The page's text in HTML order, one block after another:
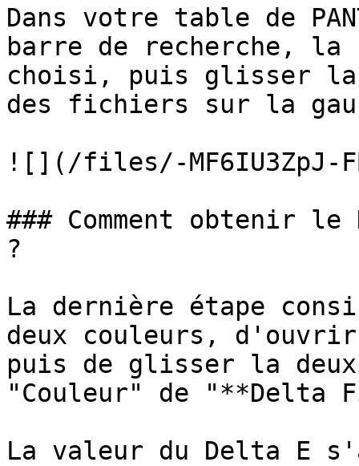
Dans votre table de
barre de recherche,
choisi, puis glisser la
des fichiers sur la
![](/files/-MF6IU3ZpJ-
### Comment obtenir
?
La dernière étape
deux couleurs,
puis de glisser la
"Couleur" de "**Delta
La valeur du Delta E